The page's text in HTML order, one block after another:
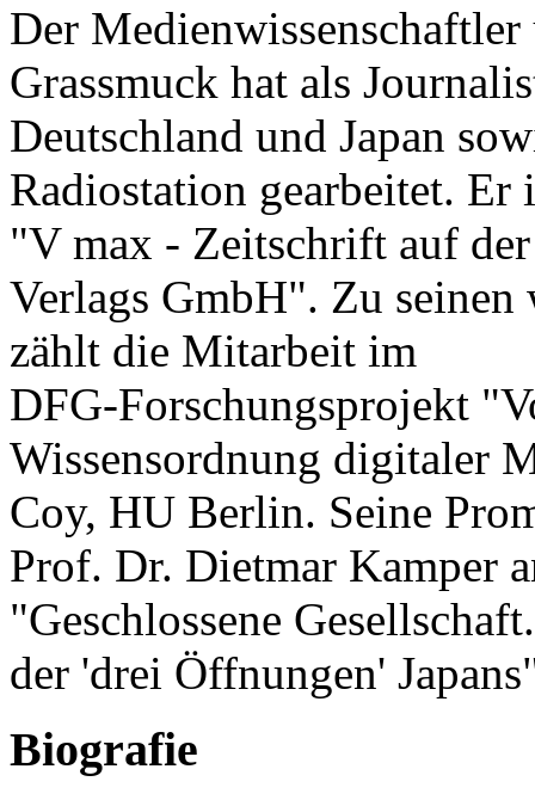
Der
Grassmuck hat als
Deutschland und Japan
Radiostation gearbeitet.
"V max - Zeitschrift auf
Verlags GmbH". Zu
zählt die Mitarbeit im
DFG-Forschungsprojekt
Wissensordnung digitaler
Coy, HU Berlin. Seine
Prof. Dr. Dietmar Kamper
"Geschlossene
der 'drei Öffnungen'
Biografie